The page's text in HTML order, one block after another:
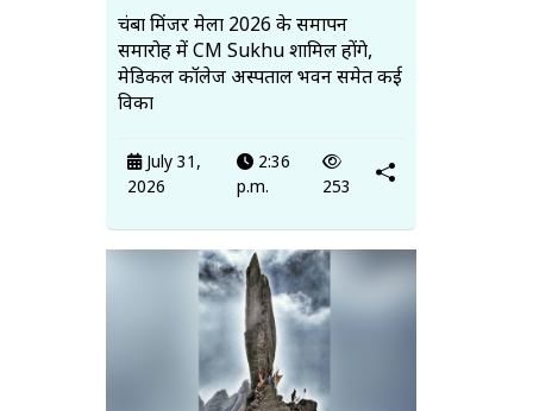
चंबा मिंजर मेला 2026 के समापन
समारोह में CM Sukhu शामिल होंगे,
मेडिकल कॉलेज अस्पताल भवन समेत कई
विका
July 31,
2026
2:36
p.m.
253